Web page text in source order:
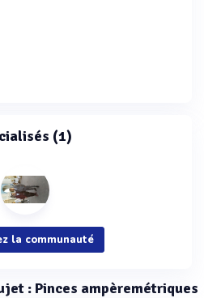
(1)
la communauté
: Pinces ampèremétriques